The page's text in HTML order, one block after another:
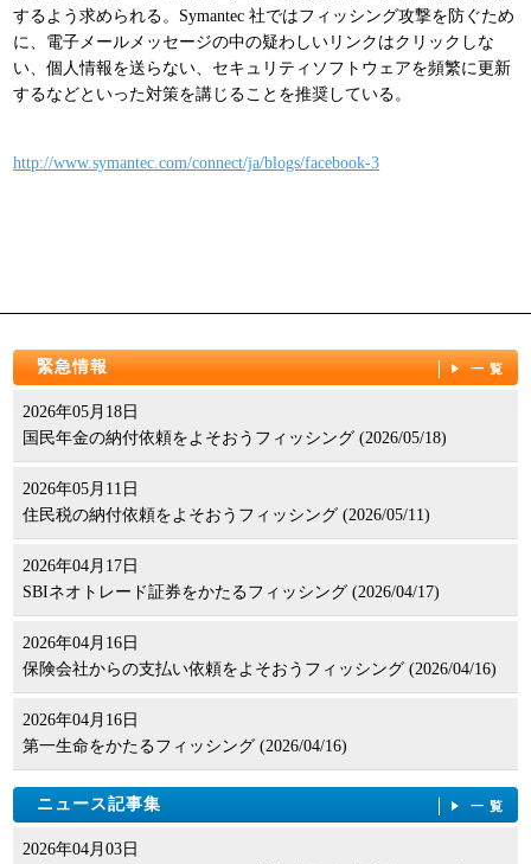
パンフレット
するよう求められる。Symantec 社ではフィッシング攻撃を防ぐため
に、電子メールメッセージの中の疑わしいリンクはクリックしな
い、個人情報を送らない、セキュリティソフトウェアを頻繁に更新
するなどといった対策を講じることを推奨している。
http://www.symantec.com/connect/ja/blogs/facebook-3
緊急情報 一覧
2026年05月18日
国民年金の納付依頼をよそおうフィッシング (2026/05/18)
2026年05月11日
住民税の納付依頼をよそおうフィッシング (2026/05/11)
2026年04月17日
SBIネオトレード証券をかたるフィッシング (2026/04/17)
2026年04月16日
保険会社からの支払い依頼をよそおうフィッシング (2026/04/16)
2026年04月16日
第一生命をかたるフィッシング (2026/04/16)
ニュース記事集 一覧
2026年04月03日